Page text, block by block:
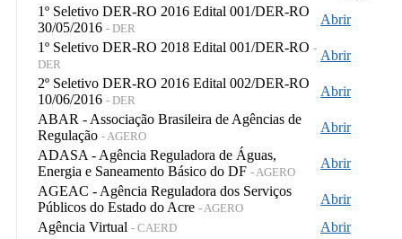
1º Seletivo DER-RO 2016 Edital 001/DER-RO
30/05/2016 - DER
Abrir
1º Seletivo DER-RO 2018 Edital 001/DER-RO -
DER
Abrir
2º Seletivo DER-RO 2016 Edital 002/DER-RO
10/06/2016 - DER
Abrir
ABAR - Associação Brasileira de Agências de
Regulação - AGERO
Abrir
ADASA - Agência Reguladora de Águas,
Energia e Saneamento Básico do DF - AGERO
Abrir
AGEAC - Agência Reguladora dos Serviços
Públicos do Estado do Acre - AGERO
Abrir
Agência Virtual - CAERD
Abrir